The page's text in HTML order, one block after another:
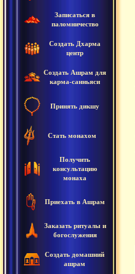
Записаться в
паломничество
Создать Дхарма
центр
Создать Ашрам для
карма-санньяси
Принять дикшу
Стать монахом
Получить
консультацию
монаха
Приехать в Ашрам
Заказать ритуалы и
богослужения
Создать домашний
ашрам